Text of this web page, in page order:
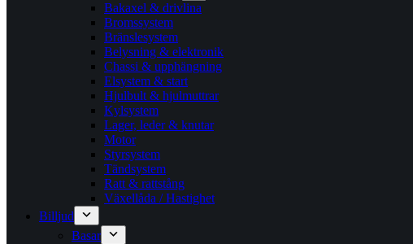
Bakaxel & drivlina
Bromssystem
Bränslesystem
Belysning & elektronik
Chassi & upphängning
Elsystem & start
Hjulbult & hjulmuttrar
Kylsystem
Lager, leder & knutar
Motor
Styrsystem
Tändsystem
Ratt & rattstång
Växellåda / Hastighet
Billjud
Basar